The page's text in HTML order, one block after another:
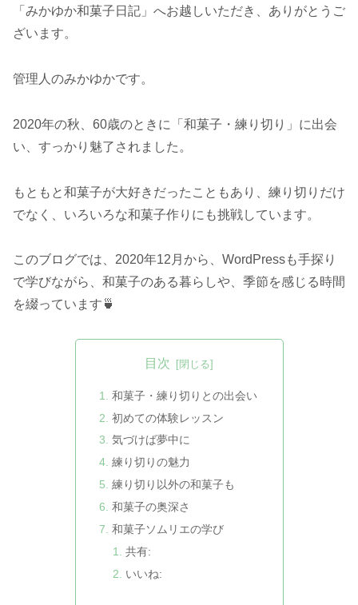
「みかゆか和菓子日記」へお越しいただき、ありがとうご
ざいます。
管理人のみかゆかです。
2020年の秋、60歳のときに「和菓子・練り切り」に出会
い、すっかり魅了されました。
もともと和菓子が大好きだったこともあり、練り切りだけ
でなく、いろいろな和菓子作りにも挑戦しています。
このブログでは、2020年12月から、WordPressも手探り
で学びながら、和菓子のある暮らしや、季節を感じる時間
を綴っています🍵
目次
和菓子・練り切りとの出会い
初めての体験レッスン
気づけば夢中に
練り切りの魅力
練り切り以外の和菓子も
和菓子の奥深さ
和菓子ソムリエの学び
共有:
いいね: